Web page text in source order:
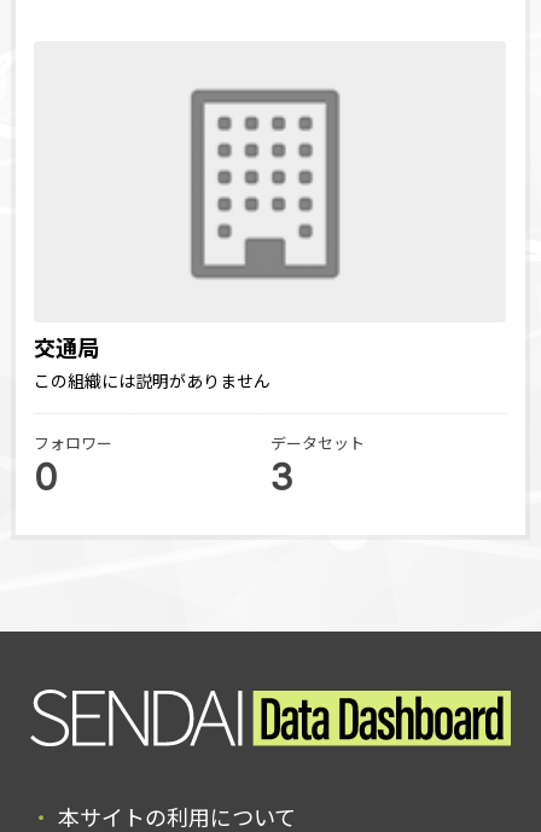
交通局
この組織には説明がありません
フォロワー
0
データセット
3
本サイトの利用について